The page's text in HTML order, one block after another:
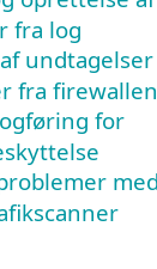
fra log
fra firewallen
for
med